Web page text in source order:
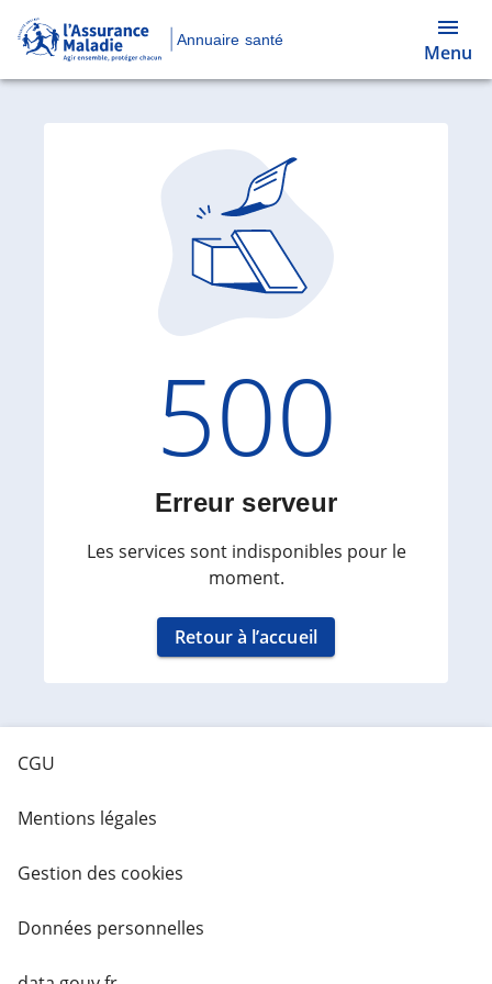
Annuaire santé
Menu
Code
500
Erreur serveur
Les services sont indisponibles pour le
moment.
Retour à l’accueil
CGU
Mentions légales
Gestion des cookies
Données personnelles